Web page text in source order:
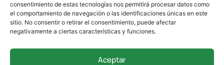
consentimiento de estas tecnologías nos permitirá procesar datos como
el comportamiento de navegación o las identificaciones únicas en este
sitio. No consentir o retirar el consentimiento, puede afectar
negativamente a ciertas características y funciones.
Aceptar